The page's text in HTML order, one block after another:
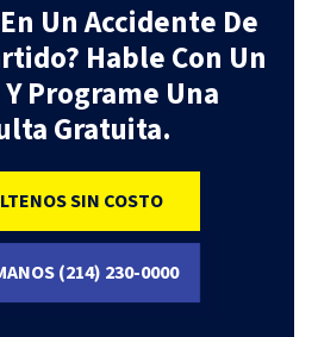
Un Accidente De
Hable Con Un
Programe Una
Gratuita.
SIN COSTO
(214) 230-0000